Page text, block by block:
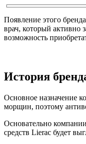
Появление этого
врач, который активно
возможность
История
Основное назначение
морщин, поэтому
Основательно
средств Lierac будет